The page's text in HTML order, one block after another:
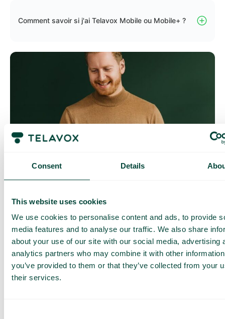
Consent Details
This website uses cookies
We use cookies to personalise content and ads, to provide
media features and to analyse our traffic. We also share
about your use of our site with our social media, advertising
analytics partners who may combine it with other
you’ve provided to them or that they’ve collected from your
their services.
Comment savoir si j'ai Telavox Mobile ou Mobile+ ?
mieux contrôler vos coûts quotidiens lorsque vous surfez en
dehors de l’UE/EEE.
maximal prédéterminé. Une fois que vous avez consommé
cette quantité de data, vous recevez un SMS et avez la
possibilité d’acheter plus de data si nécessaire.
Comment ça marche